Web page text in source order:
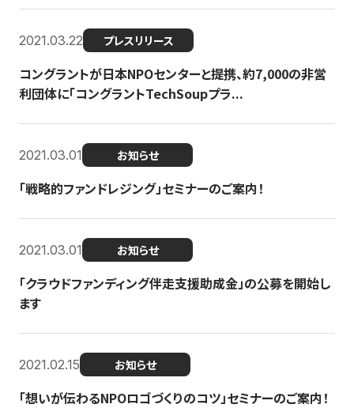
2021.03.22 プレスリリース
コングラントが日本NPOセンターと提携、約7,000の非営
利団体に「コングラントTechSoupプラ...
2021.03.01 お知らせ
「戦略的ファンドレジング」セミナーのご案内！
2021.03.01 お知らせ
「クラウドファンディング伴走支援助成金」の公募を開始し
ます
2021.02.15 お知らせ
「想いが伝わるNPOロゴづくりのコツ」セミナーのご案内！